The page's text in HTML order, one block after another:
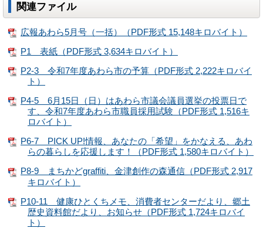
関連ファイル
広報あわら5月号（一括）（PDF形式 15,148キロバイト）
P1 表紙（PDF形式 3,634キロバイト）
P2-3 令和7年度あわら市の予算（PDF形式 2,222キロバイ
ト）
P4-5 6月15日（日）はあわら市議会議員選挙の投票日で
す、令和7年度あわら市職員採用試験（PDF形式 1,516キ
ロバイト）
P6-7 PICK UP!情報、あなたの「希望」をかなえる、あわ
らの暮らしを応援します！（PDF形式 1,580キロバイト）
P8-9 まちかどgraffiti、金津創作の森通信（PDF形式 2,917
キロバイト）
P10-11 健康ひとくちメモ、消費者センターだより、郷土
歴史資料館だより、お知らせ（PDF形式 1,724キロバイ
ト）